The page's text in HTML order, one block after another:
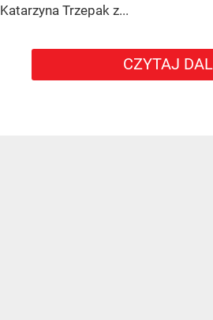
Katarzyna Trzepak z...
CZYTAJ